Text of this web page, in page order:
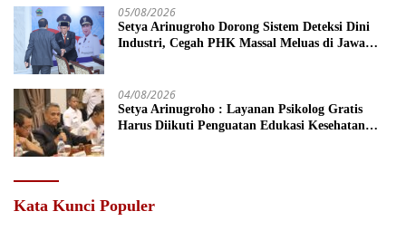
05/08/2026
Setya Arinugroho Dorong Sistem Deteksi Dini
Industri, Cegah PHK Massal Meluas di Jawa
04/08/2026
Setya Arinugroho : Layanan Psikolog Gratis
Harus Diikuti Penguatan Edukasi Kesehatan
Kata Kunci Populer